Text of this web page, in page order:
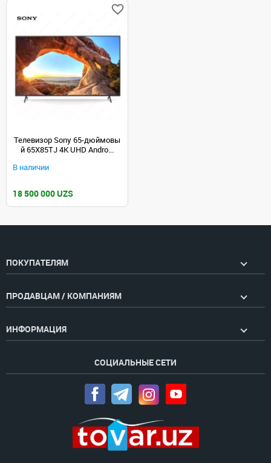
Телевизор Sony 65-дюймовы
й 65X85TJ 4K UHD Andro...
В наличии
18 500 000 UZS
ПОКУПАТЕЛЯМ
ПРОДАВЦАМ / КОМПАНИЯМ
ИНФОРМАЦИЯ
СОЦИАЛЬНЫЕ СЕТИ